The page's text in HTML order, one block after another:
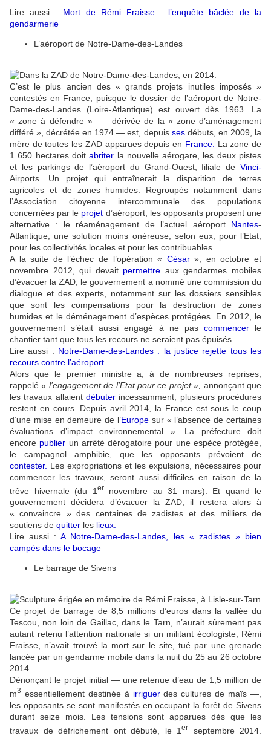
Lire aussi : Mort de Rémi Fraisse : l’enquête bâclée de la
gendarmerie
L’aéroport de Notre-Dame-des-Landes
C’est le plus ancien des « grands projets inutiles imposés »
contestés en France, puisque le dossier de l’aéroport de Notre-
Dame-des-Landes (Loire-Atlantique) est ouvert dès 1963. La
« zone à défendre » — dérivée de la « zone d’aménagement
différé », décrétée en 1974 — est, depuis ses débuts, en 2009, la
mère de toutes les ZAD apparues depuis en France.
La zone de
1 650 hectares doitabriter la nouvelle aérogare, les deux pistes
et les parkings de l’aéroport du Grand-Ouest, filiale de Vinci-
Airports. Un projet qui entraînerait la disparition de terres
agricoles et de zones humides. Regroupés notamment dans
l’Association citoyenne intercommunale des populations
concernées par le projet d’aéroport, les opposants proposent une
alternative : le réaménagement de l’actuel aéroport Nantes-
Atlantique, une solution moins onéreuse, selon eux, pour l’Etat,
pour les collectivités locales et pour les contribuables.
A la suite de l’échec de l’opération « César», en octobre et
novembre 2012, qui devait permettre aux gendarmes mobiles
d’évacuer la ZAD, le gouvernement a nommé une commission du
dialogue et des experts, notamment sur les dossiers sensibles
que sont les compensations pour la destruction de zones
humides et le déménagement d’espèces protégées. En 2012, le
gouvernement s’était aussi engagé à ne pas commencerle
chantier tant que tous les recours ne seraient pas épuisés.
Lire aussi : Notre-Dame-des-Landes : la justice rejette tous les
recours contre l’aéroport
Alors que le premier ministre a, à de nombreuses reprises,
rappelé« l’engagement de l’Etat pour ce projet », annonçant que
les travaux allaient débuter incessamment, plusieurs procédures
restent en cours. Depuis avril 2014, la France est sous le coup
d’une mise en demeure de l’Europe sur « l’absence de certaines
évaluations d’impact environnemental ». La préfecture doit
encore publier un arrêté dérogatoire pour une espèce protégée,
le campagnol amphibie, que les opposants prévoient de
contester. Les expropriations et les expulsions, nécessaires pour
commencer les travaux, seront aussi difficiles en raison de la
trêve hivernale (du 1 er
novembre au 31 mars). Et quand le
gouvernement décidera d’évacuer la ZAD, il restera alors à
« convaincre » des centaines de zadistes et des milliers de
soutiens de quitter les lieux.
Lire aussi :A Notre-Dame-des-Landes, les « zadistes » bien
campés dans le bocage
Le barrage de Sivens
Ce projet de barrage de 8,5 millions d’euros dans la vallée du
Tescou, non loin de Gaillac, dans le Tarn, n’aurait sûrement pas
autant retenu l’attention nationale si un militant écologiste, Rémi
Fraisse, n’avait trouvé la mort sur le site, tué par une grenade
lancée par un gendarme mobile dans la nuit du 25 au 26 octobre
2014.
Dénonçant le projet initial — une retenue d’eau de 1,5 million de
m3 essentiellement destinée à irriguer des cultures de maïs —,
les opposants se sont manifestés en occupant la forêt de Sivens
durant seize mois. Les tensions sont apparues dès que les
travaux de défrichement ont débuté, le 1 er
septembre 2014.